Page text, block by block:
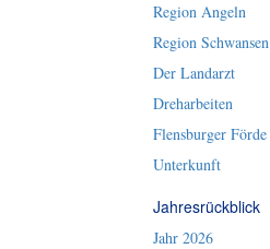
Region Angeln
Region Schwansen
Der Landarzt
Dreharbeiten
Flensburger Förde
Unterkunft
Jahresrückblick
Jahr 2026